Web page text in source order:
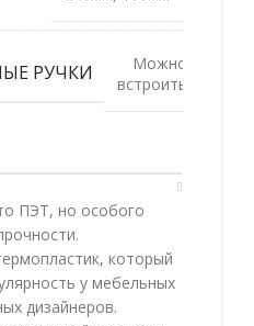
РУЧКИ
Можно
встроить
ПЭТ, но особого
который
у мебельных
дизайнеров.